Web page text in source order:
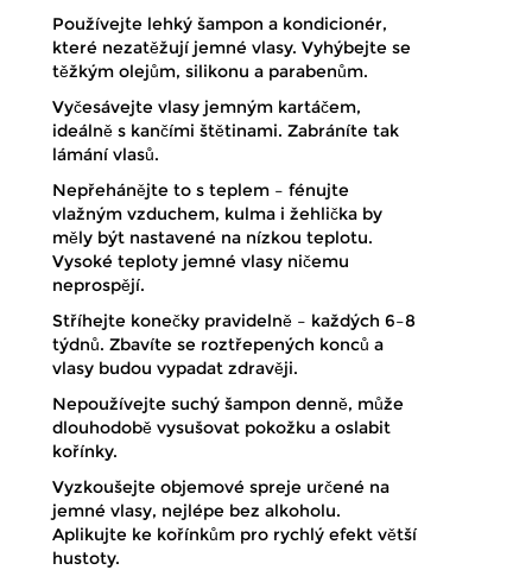
Používejte lehký šampon a kondicionér,
které nezatěžují jemné vlasy. Vyhýbejte se
těžkým olejům, silikonu a parabenům.
Vyčesávejte vlasy jemným kartáčem,
ideálně s kančími štětinami. Zabráníte tak
lámání vlasů.
Nepřehánějte to s teplem – fénujte
vlažným vzduchem, kulma i žehlička by
měly být nastavené na nízkou teplotu.
Vysoké teploty jemné vlasy ničemu
neprospějí.
Stříhejte konečky pravidelně – každých 6–8
týdnů. Zbavíte se roztřepených konců a
vlasy budou vypadat zdravěji.
Nepoužívejte suchý šampon denně, může
dlouhodobě vysušovat pokožku a oslabit
kořínky.
Vyzkoušejte objemové spreje určené na
jemné vlasy, nejlépe bez alkoholu.
Aplikujte ke kořínkům pro rychlý efekt větší
hustoty.